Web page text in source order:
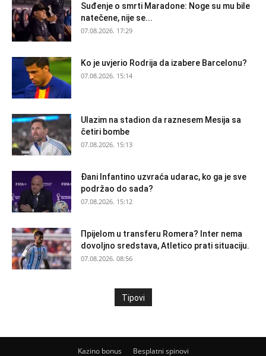
Suđenje o smrti Maradone: Noge su mu bile
natečene, nije se...
07.08.2026. 17:29
Ko je uvjerio Rodrija da izabere Barcelonu?
07.08.2026. 15:14
Ulazim na stadion da raznesem Mesija sa
četiri bombe
07.08.2026. 15:13
Đani Infantino uzvraća udarac, ko ga je sve
podržao do sada?
07.08.2026. 15:12
Прijelom u transferu Romera? Inter nema
dovoljno sredstava, Atletico prati situaciju.
07.08.2026. 08:56
Tipovi
Kazino bonus Besplatni spinovi